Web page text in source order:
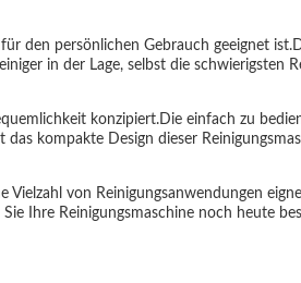
den persönlichen Gebrauch geeignet
in der Lage, selbst die schwierigsten
konzipiert.Die einfach zu
kompakte Design dieser
Vielzahl von Reinigungsanwendungen
Ihre Reinigungsmaschine noch heute